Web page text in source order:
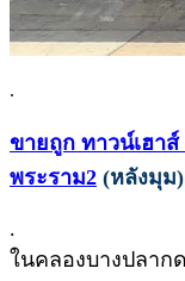
.
ขายถูก ทาวน์เฮา
พระราม2 (หลังมุม)
.
ในคลองบางปลาก